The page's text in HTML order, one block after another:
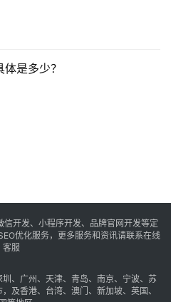
是多少？
开发、小程序开发、品牌官网开发等定
优化服务，更多服务和资讯请联系在线
客服
圳 、 广州 、 天津、 青岛、 南京、 宁波、 苏
，及香港、 台湾、 澳门 、 新加坡、 英国 、